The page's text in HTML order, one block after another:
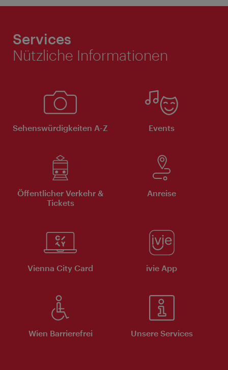
Services
Nützliche Informationen
Sehenswürdigkeiten A-Z Events
Öffentlicher Verkehr &
Tickets
Anreise
Vienna City Card ivie App
Wien Barrierefrei Unsere Services